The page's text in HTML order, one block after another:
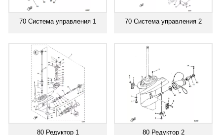
70 Система управления 1 70 Система управления 2
80 Редуктор 1 80 Редуктор 2